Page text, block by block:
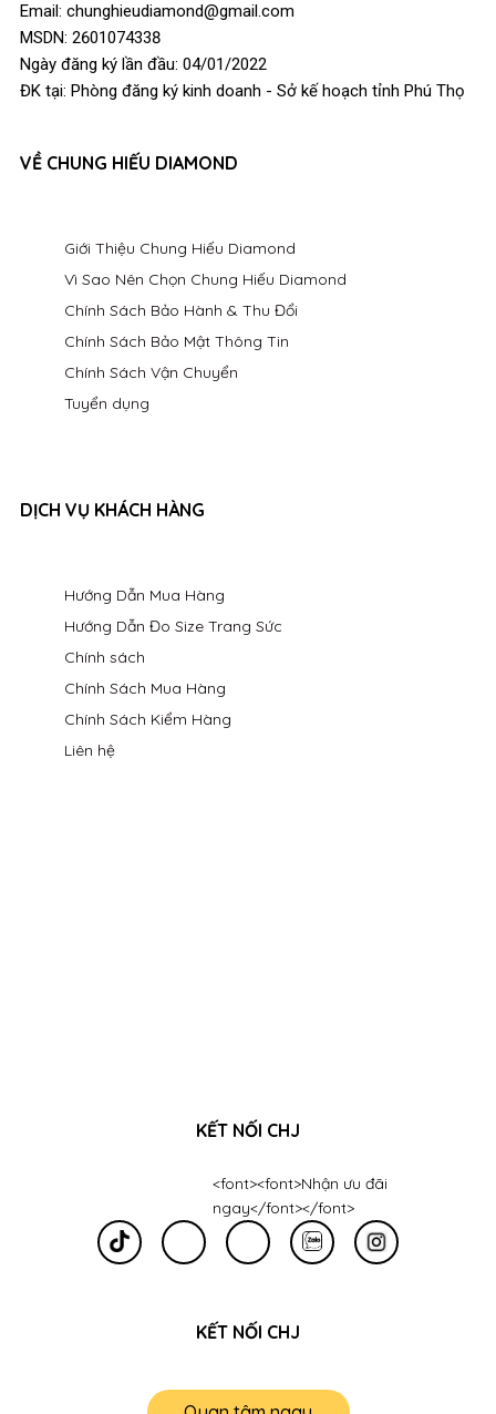
Email: chunghieudiamond@gmail.com
MSDN: 2601074338
Ngày đăng ký lần đầu: 04/01/2022
ĐK tại: Phòng đăng ký kinh doanh - Sở kế hoạch tỉnh Phú Thọ
VỀ CHUNG HIẾU DIAMOND
Giới Thiệu Chung Hiếu Diamond
Vì Sao Nên Chọn Chung Hiếu Diamond
Chính Sách Bảo Hành & Thu Đổi
Chính Sách Bảo Mật Thông Tin
Chính Sách Vận Chuyển
Tuyển dụng
DỊCH VỤ KHÁCH HÀNG
Hướng Dẫn Mua Hàng
Hướng Dẫn Đo Size Trang Sức
Chính sách
Chính Sách Mua Hàng
Chính Sách Kiểm Hàng
Liên hệ
KẾT NỐI CHJ
KẾT NỐI CHJ
<font><font>Nhận ưu đãi
ngay</font></font>